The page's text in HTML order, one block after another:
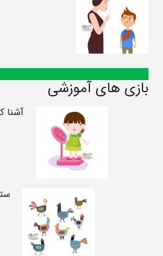
بازی های آموزشی
آشنا